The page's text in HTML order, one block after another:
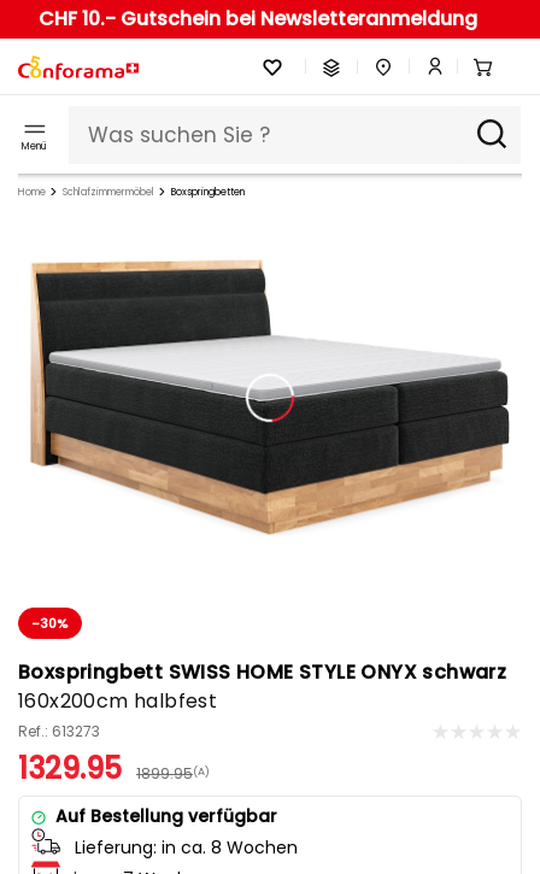
CHF 10.- Gutschein bei Newsletteranmeldung
Menü
Home Schlafzimmermöbel Boxspringbetten
-30%
Boxspringbett SWISS HOME STYLE ONYX schwarz
160x200cm halbfest
Ref.: 613273
1329.95 1899.95(A)
Auf Bestellung verfügbar
Lieferung: in ca. 8 Wochen